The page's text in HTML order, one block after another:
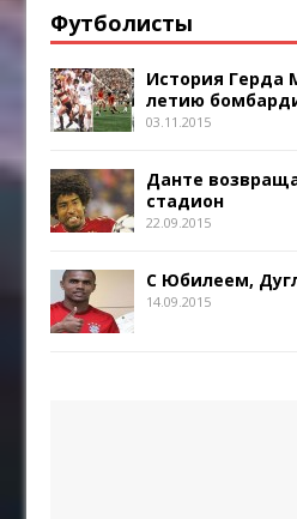
Футболисты
История Герда
летию
03.11.2015
Данте
стадион
22.09.2015
С Юбилеем,
14.09.2015